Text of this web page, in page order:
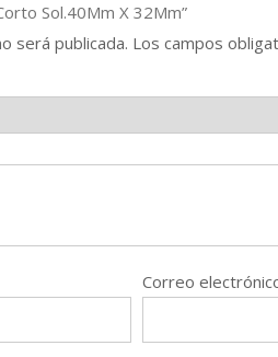
Sol.40Mm X 32Mm”
será publicada. Los campos
Correo